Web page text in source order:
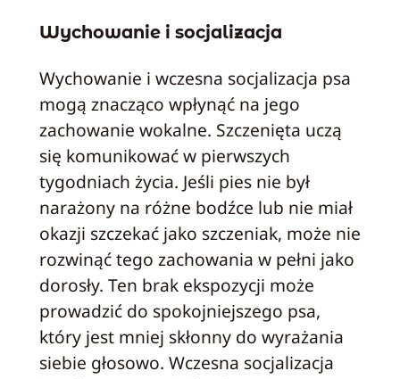
Wychowanie i socjalizacja
Wychowanie i wczesna socjalizacja psa
mogą znacząco wpłynąć na jego
zachowanie wokalne. Szczenięta uczą
się komunikować w pierwszych
tygodniach życia. Jeśli pies nie był
narażony na różne bodźce lub nie miał
okazji szczekać jako szczeniak, może nie
rozwinąć tego zachowania w pełni jako
dorosły. Ten brak ekspozycji może
prowadzić do spokojniejszego psa,
który jest mniej skłonny do wyrażania
siebie głosowo. Wczesna socjalizacja